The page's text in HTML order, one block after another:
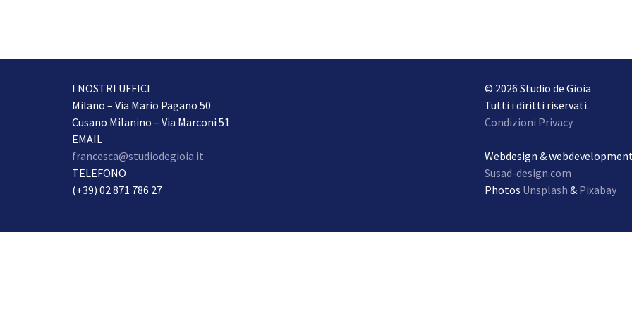
I NOSTRI UFFICI
Milano – Via Mario Pagano 50
Cusano Milanino – Via Marconi 51
EMAIL
francesca@studiodegioia.it
TELEFONO
(+39) 02 871 786 27
© 2026 Studio de Gioia
Tutti i diritti riservati.
Condizioni Privacy
Webdesign &
Susad-design.com
Photos Unsplash & Pixabay